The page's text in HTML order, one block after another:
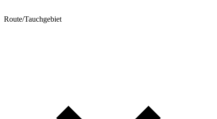
Route/Tauchgebiet